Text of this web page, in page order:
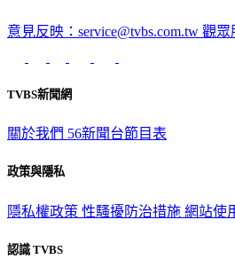
意見反映：service@tvbs.com.tw 觀眾
TVBS新聞網
關於我們 56新聞台節目表
政策與隱私
隱私權政策 性騷擾防治措施 網站使
認識 TVBS